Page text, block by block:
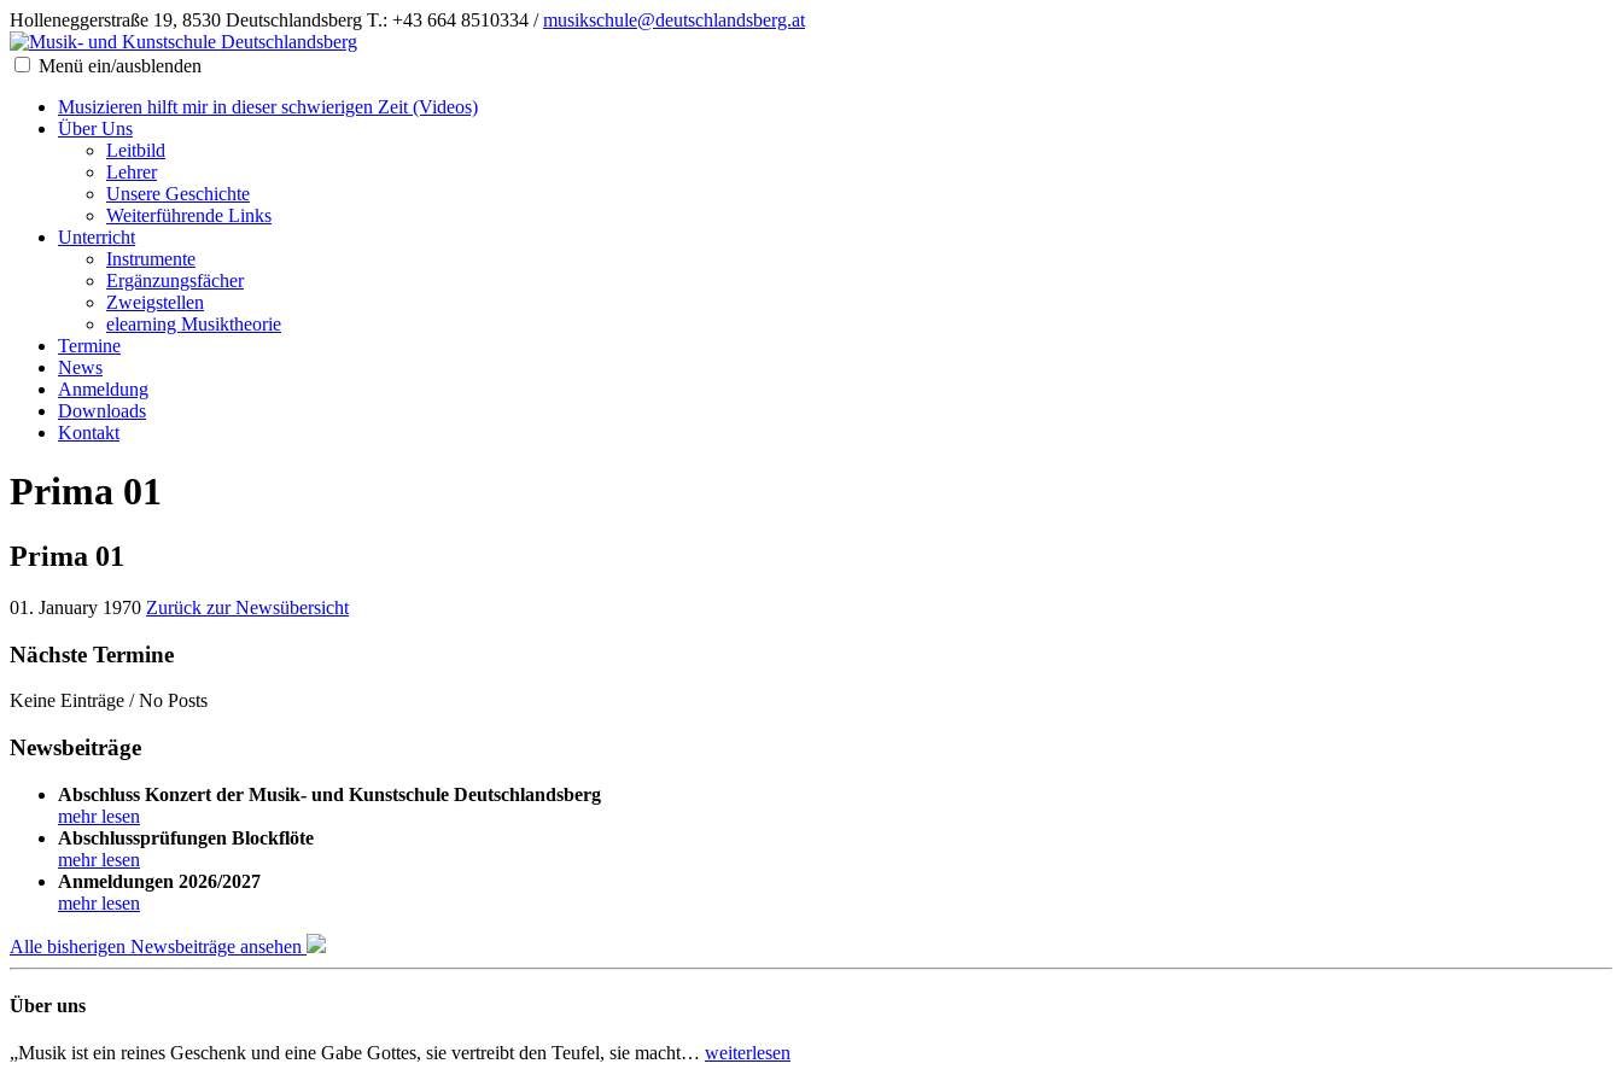
Holleneggerstraße 19, 8530 Deutschlandsberg T.: +43 664 8510334 /musikschule@deutschlandsberg.at
Menü ein/ausblenden
Musizieren hilft mir in dieser schwierigen Zeit (Videos)
Über Uns
Leitbild
Lehrer
Unsere Geschichte
Weiterführende Links
Unterricht
Instrumente
Ergänzungsfächer
Zweigstellen
elearning Musiktheorie
Termine
News
Anmeldung
Downloads
Kontakt
Prima 01
Prima 01
01. January 1970 Zurück zur Newsübersicht
Nächste Termine
Keine Einträge / No Posts
Newsbeiträge
Abschluss Konzert der Musik- und Kunstschule Deutschlandsberg
mehr lesen
Abschlussprüfungen Blockflöte
mehr lesen
Anmeldungen 2026/2027
mehr lesen
Alle bisherigen Newsbeiträge ansehen
Über uns
„Musik ist ein reines Geschenk und eine Gabe Gottes, sie vertreibt den Teufel, sie macht… weiterlesen